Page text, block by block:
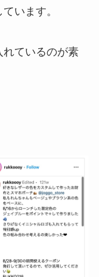
います。
れているのが素